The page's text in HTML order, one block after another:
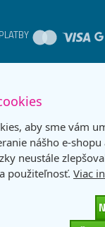
aby sme vám
nášho e-shopu
neustále
použiteľnosť. Viac